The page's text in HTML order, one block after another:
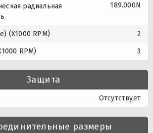
радиальная
189.000N
(X1000 RPM) 2
RPM) 3
Защита
Отсутствует
размеры